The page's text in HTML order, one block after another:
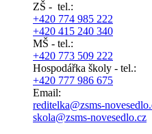
ZŠ - tel.:
+420 774 985 222
+420 415 240 340
MŠ - tel.:
+420 773 509 222
Hospodářka školy - tel.:
+420 777 986 675
Email:
reditelka@zsms-
skola@zsms-novesedlo.cz